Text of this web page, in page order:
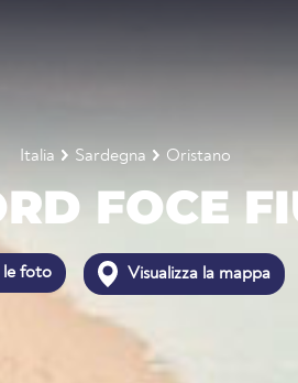
Italia Sardegna Oristano
FOCE
le foto Visualizza la mappa